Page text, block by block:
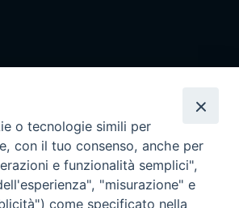
Newsletter
IZSLER
o tecnologie simili per
con il tuo consenso, anche per
e funzionalità semplici",
"misurazione" e
come specificato nella